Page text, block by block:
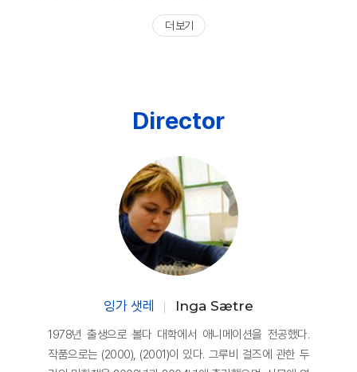
더 보기
Director
잉가 샛레 Inga Sætre
1978년 출생으로 볼다 대학에서 애니메이션을 전공했다.
작품으로는 (2000), (2001)이 있다. 그루비 걸즈에 관한 두